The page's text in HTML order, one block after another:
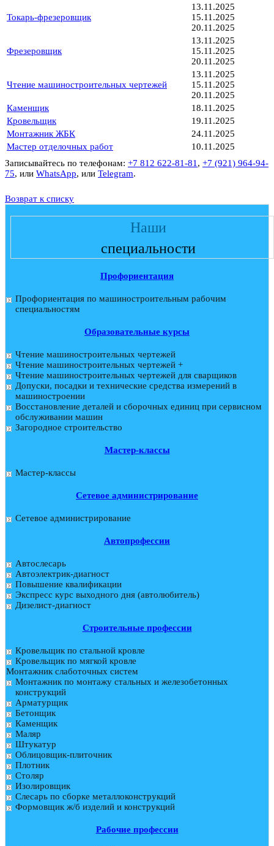
Токарь-фрезеровщик
13.11.2025
15.11.2025
20.11.2025
Фрезеровщик
13.11.2025
15.11.2025
20.11.2025
Чтение машиностроительных чертежей
13.11.2025
15.11.2025
20.11.2025
Каменщик
18.11.2025
Кровельщик
19.11.2025
Монтажник ЖБК
24.11.2025
Мастер отделочных работ
10.11.2025
Записывайтесь по телефонам: +7 812 622-81-81, +7 (921) 964-94-
75, или WhatsApp, или Telegram.
Возврат к списку
Наши
специальности
Профориентация
Профориентация по машиностроительным рабочим
специальностям
Образовательные курсы
Чтение машиностроительных чертежей
Чтение машиностроительных чертежей +
Чтение машиностроительных чертежей для сварщиков
Допуски, посадки и технические средства измерений в
машиностроении
Восстановление деталей и сборочных единиц при сервисном
обслуживании машин
Загородное строительство
Мастер-классы
Мастер-классы
Сетевое администрирование
Сетевое администрирование
Автопрофессии
Автослесарь
Автоэлектрик-диагност
Повышение квалификации
Экспресс курс выходного дня (автолюбитель)
Дизелист-диагност
Строительные профессии
Кровельщик по стальной кровле
Кровельщик по мягкой кровле
Монтажник слаботочных систем
Монтажник по монтажу стальных и железобетонных
конструкций
Арматурщик
Бетонщик
Каменщик
Маляр
Штукатур
Облицовщик-плиточник
Плотник
Столяр
Изолировщик
Слесарь по сборке металлоконструкций
Формовщик ж/б изделий и конструкций
Рабочие профессии